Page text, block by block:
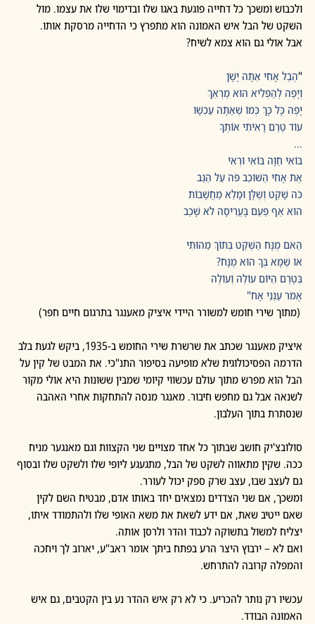
ולכבוש ומשכך כל דחייה פוגעת באגו שלו ובדימוי שלו את עצמו. מול
השקט של הבל איש האמונה הוא מתפרץ כי הדחייה מרסקת אותו.
אבל אולי גם הוא צמא לשיח?
"הֶבֶל אָחִי אַתָּה יָשָׁן
וְיָפֶה לְהַפְלִיא הוּא מַרְאֵךְ
יָפֶה כָּל כָּךְ כְּמוֹ שֶׁאַתָּה עַכְשָׁו
עוֹד טֶרֶם רָאִיתִי אוֹתְךָ
...
בּוֹאִי חַוָּה בּוֹאִי וּרְאִי
אֶת אָחִי הַשּׁוֹכֵב פֹּה עַל הַגַּב
כֹּה שָׁקֵט וְשֶׁלָּן וּמָלֵא מַחֲשָׁבוֹת
הוּא אַף פַּעַם בָּעֲרִיסָה לֹא שָׁכַב
הַאִם מֻנָּח הַשֶּׁקֶט בְּתוֹךְ מַהוּתִי
אוֹ שֶׁמָּא בְּךָ הוּא מֻנָּח?
בְּטֶרֶם הַיּוֹם עוֹלֶה וְעוֹלֶה
אֱמֹר עַנְנֵי אָח"
(מתוך שירי חומש למשורר היידי איציק מאענגר בתרגום חיים חפר)
איציק מאענגר שכתב את שרשרת שירי החומש ב-1935, ביקש לגעת בלב
הדרמה הפסיכולוגית שלא מופיעה בסיפור התנ"כי. את המבט של קין על
הבל הוא מפרש מתוך עולם עכשווי קיומי שמבין ששונות היא אולי מקור
לשנאה אבל גם מחפש חיבור. מאנגר מנסה להתחקות אחרי האהבה
שנסתרת בתוך העלבון.
סולובצ'יק חושב שבתוך כל אחד מצויים שני הקצוות וגם מאנגער מניח
ככה. שקין מתאווה לשקט של הבל, מתגעגע ליופי שלו ולשקט שלו ובסוף
גם לעצב שבו, עצב שרק ספק יכול לעורר.
ומשכך, אם שני הצדדים נמצאים יחד באותו אדם, מבטיח השם לקין
שאם ייטיב שאת, אם ידע לשאת את משא האופי שלו ולהתמודד איתו,
יצליח למשול בתשוקה לכבוד והדר ולרסן אותה.
ואם לא – ירבוץ היצר הרע בפתח ביתך אומר ראב"ע, יארוב לך ויחכה
והמפלה קרובה להתרחש.
עכשיו רק נותר להכריע. כי לא רק איש ההדר נע בין הקטבים, גם איש
האמונה הבודד.